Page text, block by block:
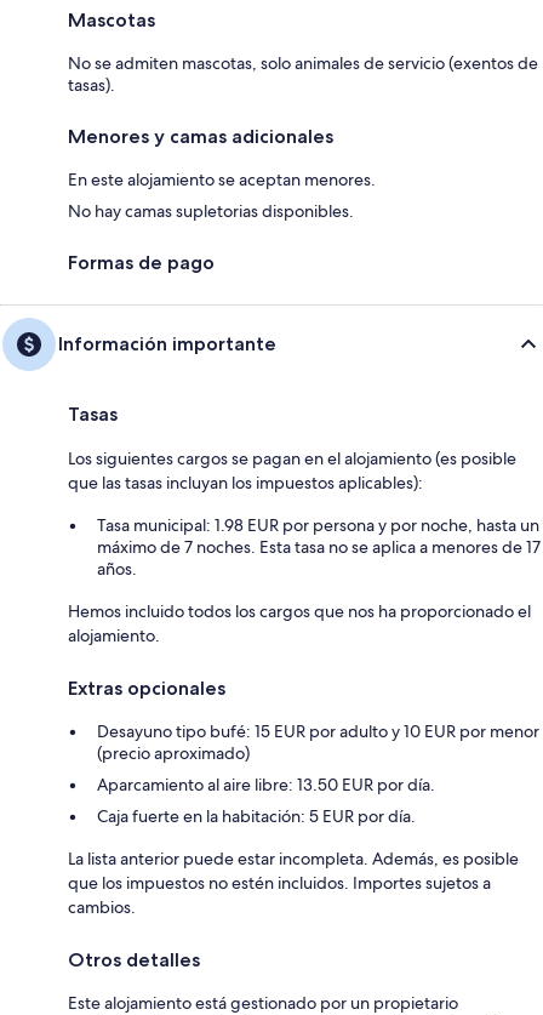
Mascotas
No se admiten mascotas, solo animales de servicio (exentos de
tasas).
Menores y camas adicionales
En este alojamiento se aceptan menores.
No hay camas supletorias disponibles.
Formas de pago
Información importante
Tasas
Los siguientes cargos se pagan en el alojamiento (es posible
que las tasas incluyan los impuestos aplicables):
Tasa municipal: 1.98 EUR por persona y por noche, hasta un
máximo de 7 noches. Esta tasa no se aplica a menores de 17
años.
Hemos incluido todos los cargos que nos ha proporcionado el
alojamiento.
Extras opcionales
Desayuno tipo bufé: 15 EUR por adulto y 10 EUR por menor
(precio aproximado)
Aparcamiento al aire libre: 13.50 EUR por día.
Caja fuerte en la habitación: 5 EUR por día.
La lista anterior puede estar incompleta. Además, es posible
que los impuestos no estén incluidos. Importes sujetos a
cambios.
Otros detalles
Este alojamiento está gestionado por un propietario